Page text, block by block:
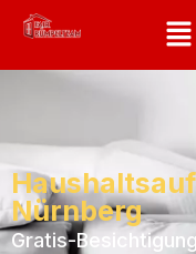
Nürnberg
Gratis-